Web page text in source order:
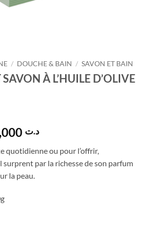
/ DOUCHE & BAIN / SAVON ET BAIN
À L’HUILE D’OLIVE
:
د.تLe
actuel
est :
quotidienne ou pour l’offrir,
surprent par la richesse de son parfum
la peau.